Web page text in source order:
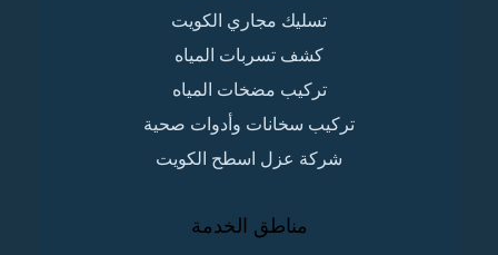
تسليك مجاري الكويت
كشف تسربات المياه
تركيب مضخات المياه
تركيب سخانات وأدوات صحية
شركة عزل اسطح الكويت
مناطق الخدمة